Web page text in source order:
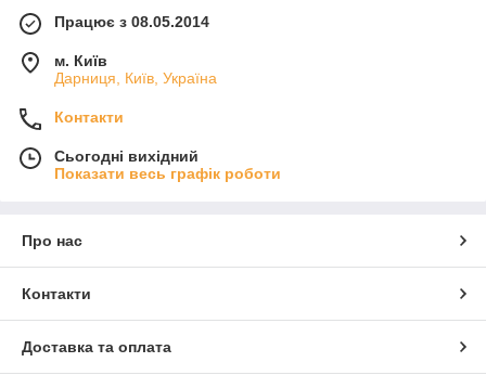
Працює з 08.05.2014
м. Київ
Дарниця, Київ, Україна
Контакти
Сьогодні вихідний
Показати весь графік роботи
Про нас
Контакти
Доставка та оплата